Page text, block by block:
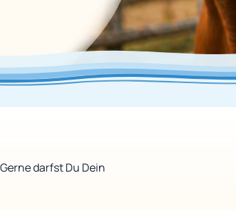
darfst Du Dein